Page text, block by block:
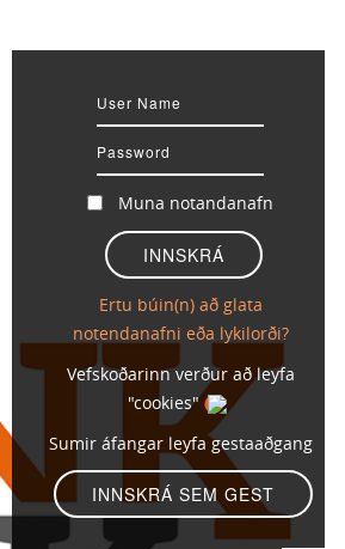
Muna notandanafn
Ertu búin(n) að glata
notendanafni eða lykilorði?
Vefskoðarinn verður að leyfa
"cookies"
Sumir áfangar leyfa gestaaðgang